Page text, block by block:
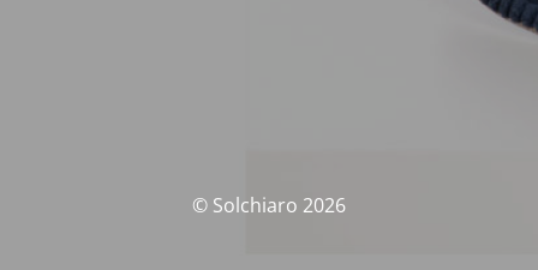
© Solchiaro 2026